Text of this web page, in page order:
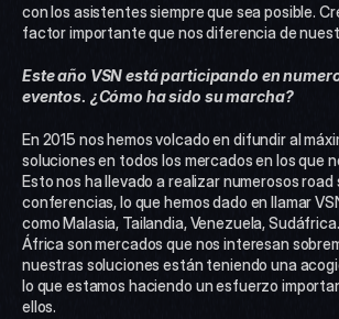
con los asistentes siempre que sea posible.
factor importante que nos diferencia de
Este año VSN está participando en
eventos. ¿Cómo ha sido su marcha?
En 2015 nos hemos volcado en difundir al
soluciones en todos los mercados en los que
Esto nos ha llevado a realizar numerosos road
conferencias, lo que hemos dado en llamar
como Malasia, Tailandia, Venezuela,
África son mercados que nos interesan
nuestras soluciones están teniendo una
lo que estamos haciendo un esfuerzo
ellos.